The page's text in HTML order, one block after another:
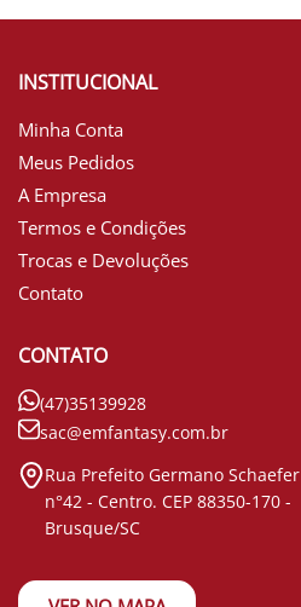
INSTITUCIONAL
Minha Conta
Meus Pedidos
A Empresa
Termos e Condições
Trocas e Devoluções
Contato
CONTATO
(47)35139928
sac@emfantasy.com.br
Rua Prefeito Germano Schaefer
n°42 - Centro. CEP 88350-170 -
Brusque/SC